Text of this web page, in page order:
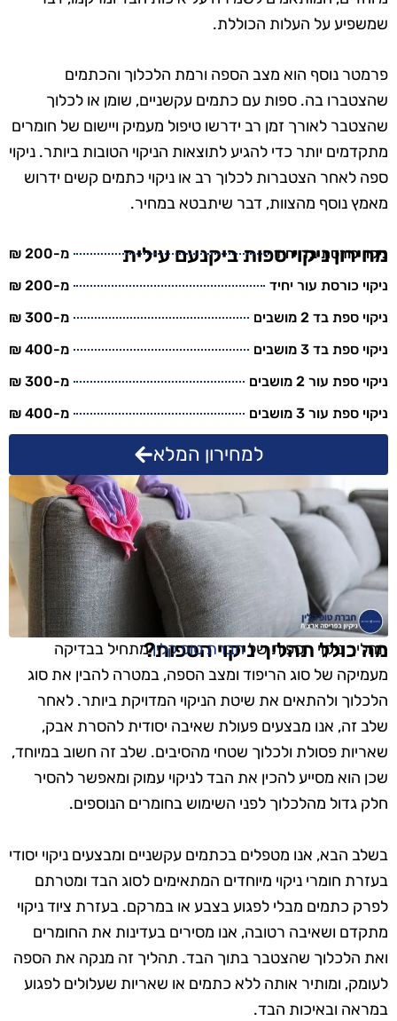
שמשפיע על העלות הכוללת.
פרמטר נוסף הוא מצב הספה ורמת הלכלוך והכתמים
שהצטברו בה. ספות עם כתמים עקשניים, שומן או לכלוך
שהצטבר לאורך זמן רב ידרשו טיפול מעמיק ויישום של חומרים
מתקדמים יותר כדי להגיע לתוצאות הניקוי הטובות ביותר. ניקוי
ספה לאחר הצטברות לכלוך רב או ניקוי כתמים קשים ידרוש
מאמץ נוסף מהצוות, דבר שיתבטא במחיר.
מחירון ניקוי ספות ביקנעם עילית
ניקוי כורסת בד יחיד
מ-200 ₪
ניקוי כורסת עור יחיד
מ-200 ₪
ניקוי ספת בד 2 מושבים
מ-300 ₪
ניקוי ספת בד 3 מושבים
מ-400 ₪
ניקוי ספת עור 2 מושבים
מ-300 ₪
ניקוי ספת עור 3 מושבים
מ-400 ₪
למחירון המלא
מה כולל תהליך ניקוי הספות?
תהליך ניקוי הספות שלחברת טופ קליןמתחיל בבדיקה
מעמיקה של סוג הריפוד ומצב הספה, במטרה להבין את סוג
הלכלוך ולהתאים את שיטת הניקוי המדויקת ביותר. לאחר
שלב זה, אנו מבצעים פעולת שאיבה יסודית להסרת אבק,
שאריות פסולת ולכלוך שטחי מהסיבים. שלב זה חשוב במיוחד,
שכן הוא מסייע להכין את הבד לניקוי עמוק ומאפשר להסיר
חלק גדול מהלכלוך לפני השימוש בחומרים הנוספים.
בשלב הבא, אנו מטפלים בכתמים עקשניים ומבצעים ניקוי יסודי
בעזרת חומרי ניקוי מיוחדים המתאימים לסוג הבד ומטרתם
לפרק כתמים מבלי לפגוע בצבע או במרקם. בעזרת ציוד ניקוי
מתקדם ושאיבה רטובה, אנו מסירים בעדינות את החומרים
ואת הלכלוך שהצטבר בתוך הבד. תהליך זה מנקה את הספה
לעומק, ומותיר אותה ללא כתמים או שאריות שעלולים לפגוע
במראה ובאיכות הבד.